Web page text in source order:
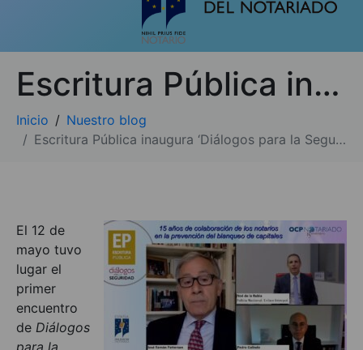
Escritura Pública inaugura ‘Diálogos para la Seguridad’
Inicio
Nuestro blog
Escritura Pública inaugura ‘Diálogos para la Seguridad’
El 12 de
mayo tuvo
lugar el
primer
encuentro
de Diálogos